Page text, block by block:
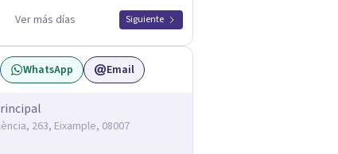
Ver más días Siguiente
WhatsApp Email
263, Eixample, 08007